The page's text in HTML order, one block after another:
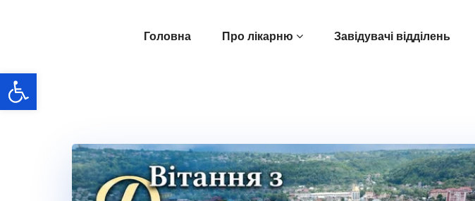
Відкрити Панель інструментів
Головна Про лікарню Завідувачі відділень